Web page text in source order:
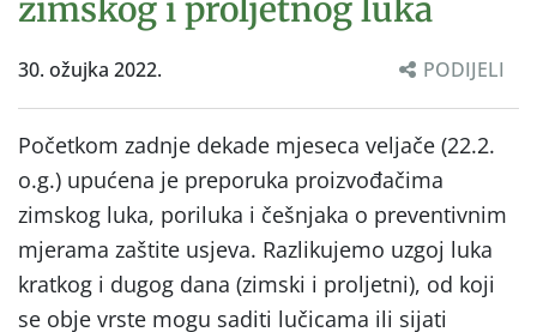
zimskog i proljetnog luka
30. ožujka 2022. PODIJELI
Početkom zadnje dekade mjeseca veljače (22.2.
o.g.) upućena je preporuka proizvođačima
zimskog luka, poriluka i češnjaka o preventivnim
mjerama zaštite usjeva. Razlikujemo uzgoj luka
kratkog i dugog dana (zimski i proljetni), od koji
se obje vrste mogu saditi lučicama ili sijati